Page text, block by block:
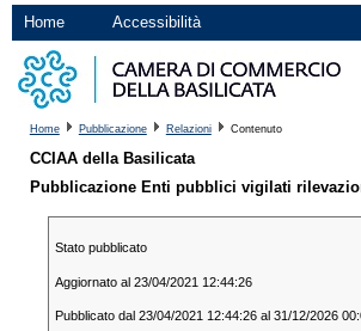
Home Accessibilità
Home Pubblicazione Relazioni Contenuto
CCIAA della Basilicata
Pubblicazione Enti pubblici vigilati
Stato pubblicato
Aggiornato al 23/04/2021 12:44:26
Pubblicato dal 23/04/2021 12:44:26 al 31/12/2026